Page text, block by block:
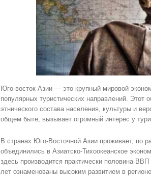
Юго-восток Азии — это крупный мировой
популярных туристических направлений. Этот
этнического состава населения, культуры и
общем быте, вызывает огромный интерес у
В странах Юго-Восточной Азии проживает, по
объединились в Азиатско-Тихоокеанское
здесь производится практически половина
лет ознаменованы высоким развитием в